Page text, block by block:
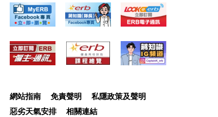
網站指南 免責聲明
私隱政策及聲明
惡劣天氣安排
相關連結